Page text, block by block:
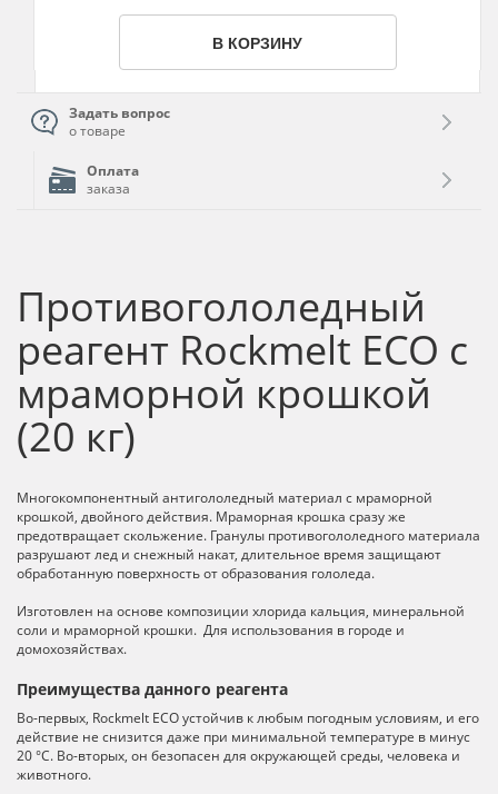
В КОРЗИНУ
Задать вопрос
о товаре
Оплата
заказа
Противогололедный
реагент Rockmelt ECO с
мраморной крошкой
(20 кг)
Многокомпонентный антигололедный материал с мраморной
крошкой, двойного действия. Мраморная крошка сразу же
предотвращает скольжение. Гранулы противогололедного материала
разрушают лед и снежный накат, длительное время защищают
обработанную поверхность от образования гололеда.
Изготовлен на основе композиции хлорида кальция, минеральной
соли и мраморной крошки. Для использования в городе и
домохозяйствах.
Преимущества данного реагента
Во-первых, Rockmelt ECO устойчив к любым погодным условиям, и его
действие не снизится даже при минимальной температуре в минус
20 °С. Во-вторых, он безопасен для окружающей среды, человека и
животного.